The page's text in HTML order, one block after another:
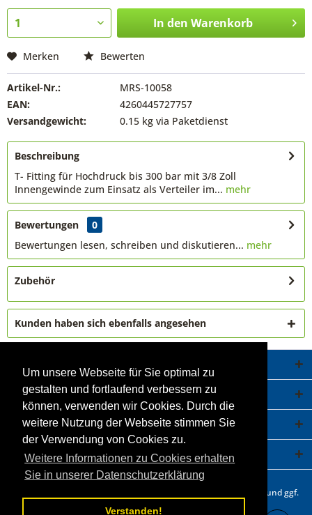
Um unsere Webseite für Sie optimal zu
gestalten und fortlaufend verbessern zu
können, verwenden wir Cookies. Durch die
weitere Nutzung der Webseite stimmen Sie
der Verwendung von Cookies zu.
Weitere Informationen zu Cookies erhalten
Sie in unserer Datenschutzerklärung
Verstanden!
In den Warenkorb
Merken Bewerten
Artikel-Nr.:
MRS-10058
EAN:
4260445727757
Versandgewicht:
0.15 kg via Paketdienst
Beschreibung
T- Fitting für Hochdruck bis 300 bar mit 3/8 Zoll
Innengewinde zum Einsatz als Verteiler im... mehr
Bewertungen
0
Bewertungen lesen, schreiben und diskutieren... mehr
Zubehör
Kunden haben sich ebenfalls angesehen
Service Hotline
Shop Service
Informationen
Newsletter
und ggf.
Nachnahmegebühren, wenn nicht anders beschrieben.